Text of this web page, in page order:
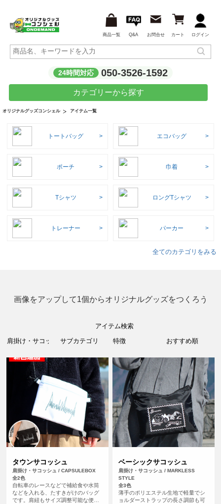
商品一覧 Q&A お問合せ カート ログイン
24時間対応 050-3526-1592
カテゴリーから探す
オリジナルグッズコンシェル アイテム一覧
トートバッグ エコバッグ
ポーチ 巾着
Tシャツ ロングTシャツ
トレーナー パーカー
全てのカテゴリをみる
画像をアップして1個からオリジナルグッズをつくろう
アイテム検索
タウンサコッシュ
肩掛け・サコッシュ / CAPSULEBOX
全2色
自転車のレースなどで補給食や水筒
などを入れる、たすきがけのバッグ
です。肩紐もサイズ調整可能な便利
ベーシックサコッシュ
肩掛け・サコッシュ / MARKLESS
STYLE
全3色
薄手のポリエステル生地で軽量でシ
ョルダーストラップの長さ調節も可